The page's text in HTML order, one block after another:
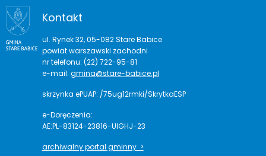
Kontakt
ul. Rynek 32, 05-082 Stare Babice
powiat warszawski zachodni
nr telefonu: (22) 722-95-81
e-mail: gmina@stare-babice.pl
skrzynka ePUAP: /75ug12rmki/SkrytkaESP
e-Doręczenia:
AE:PL-83124-23816-UIGHJ-23
archiwalny portal gminny >